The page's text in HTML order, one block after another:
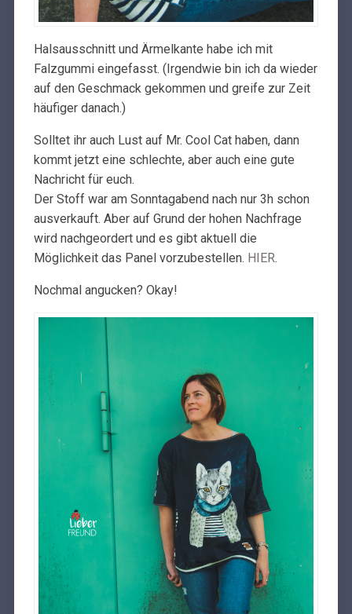
Halsausschnitt und Ärmelkante habe ich mit
Falzgummi eingefasst. (Irgendwie bin ich da wieder
auf den Geschmack gekommen und greife zur Zeit
häufiger danach.)
Solltet ihr auch Lust auf Mr. Cool Cat haben, dann
kommt jetzt eine schlechte, aber auch eine gute
Nachricht für euch.
Der Stoff war am Sonntagabend nach nur 3h schon
ausverkauft. Aber auf Grund der hohen Nachfrage
wird nachgeordert und es gibt aktuell die
Möglichkeit das Panel vorzubestellen. HIER.
Nochmal angucken? Okay!